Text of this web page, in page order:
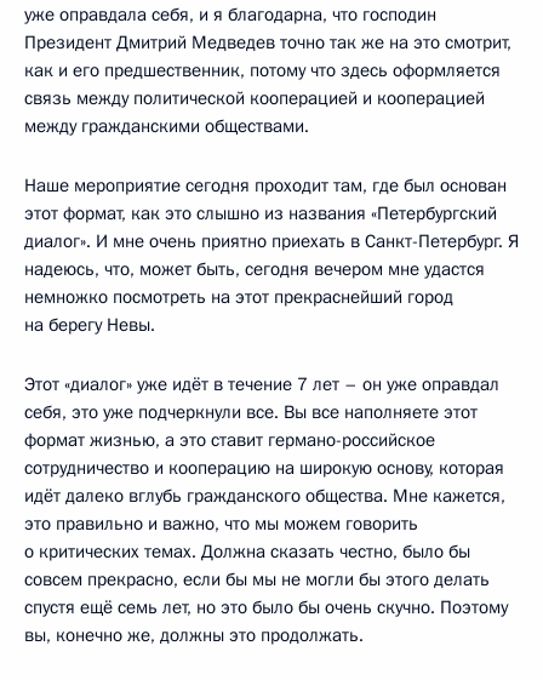
уже оправдала себя, и я благодарна, что господин
Президент Дмитрий Медведев точно так же на это смотрит,
как и его предшественник, потому что здесь оформляется
связь между политической кооперацией и кооперацией
между гражданскими обществами.
Наше мероприятие сегодня проходит там, где был основан
этот формат, как это слышно из названия «Петербургский
диалог». И мне очень приятно приехать в Санкт-Петербург. Я
надеюсь, что, может быть, сегодня вечером мне удастся
немножко посмотреть на этот прекраснейший город
на берегу Невы.
Этот «диалог» уже идёт в течение 7 лет – он уже оправдал
себя, это уже подчеркнули все. Вы все наполняете этот
формат жизнью, а это ставит германо-российское
сотрудничество и кооперацию на широкую основу, которая
идёт далеко вглубь гражданского общества. Мне кажется,
это правильно и важно, что мы можем говорить
о критических темах. Должна сказать честно, было бы
совсем прекрасно, если бы мы не могли бы этого делать
спустя ещё семь лет, но это было бы очень скучно. Поэтому
вы, конечно же, должны это продолжать.